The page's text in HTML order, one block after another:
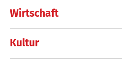
Wirtschaft
Kultur